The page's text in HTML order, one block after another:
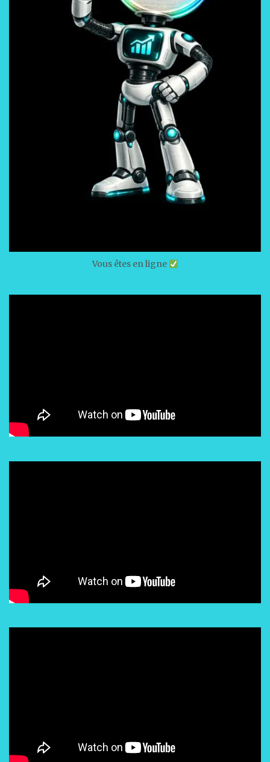
Vous êtes en ligne